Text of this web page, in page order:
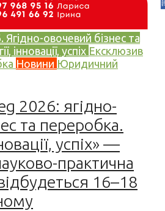
овочевий бізнес та
інновації, успіх Ексклюзив
Новини Юридичний
2026: ягідно-
та переробка.
успіх» —
практична
16–18